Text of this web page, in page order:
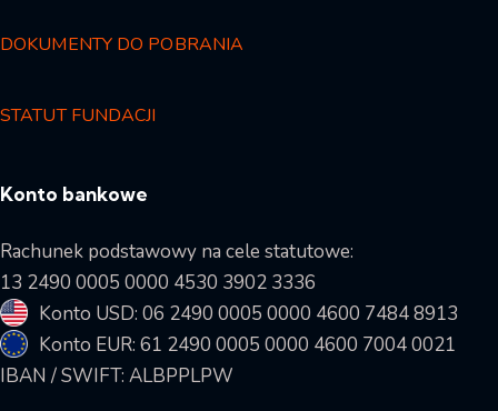
DOKUMENTY DO POBRANIA
STATUT FUNDACJI
Konto bankowe
Rachunek podstawowy na cele statutowe:
13 2490 0005 0000 4530 3902 3336
Konto USD: 06 2490 0005 0000 4600 7484 8913
Konto EUR: 61 2490 0005 0000 4600 7004 0021
IBAN / SWIFT: ALBPPLPW